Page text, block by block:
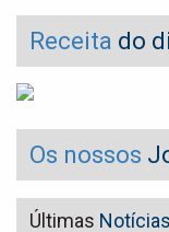
Receita do
Os nossos
Últimas Notícias